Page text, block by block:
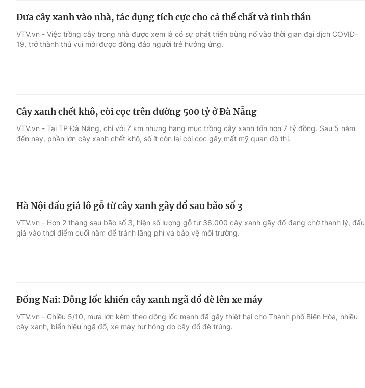
Đưa cây xanh vào nhà, tác dụng tích cực cho cả thể chất và tinh thần
VTV.vn - Việc trồng cây trong nhà được xem là có sự phát triển bùng nổ vào thời gian đại dịch COVID-
19, trở thành thú vui mới được đông đảo người trẻ hưởng ứng.
Cây xanh chết khô, còi cọc trên đường 500 tỷ ở Đà Nẵng
VTV.vn - Tại TP Đà Nẵng, chỉ với 7 km nhưng hạng mục trồng cây xanh tốn hơn 7 tỷ đồng. Sau 5 năm
đến nay, phần lớn cây xanh chết khô, số ít còn lại còi cọc gây mất mỹ quan đô thị.
Hà Nội đấu giá lô gỗ từ cây xanh gãy đổ sau bão số 3
VTV.vn - Hơn 2 tháng sau bão số 3, hiện số lượng gỗ từ 36.000 cây xanh gãy đổ đang chờ thanh lý, đấu
giá vào thời điểm cuối năm để tránh lãng phí và bảo vệ môi trường.
Đồng Nai: Dông lốc khiến cây xanh ngã đổ đè lên xe máy
VTV.vn - Chiều 5/10, mưa lớn kèm theo dông lốc mạnh đã gây thiệt hại cho Thành phố Biên Hòa, nhiều
cây xanh, biển hiệu ngã đổ, xe máy hư hỏng do cây đổ đè trúng.